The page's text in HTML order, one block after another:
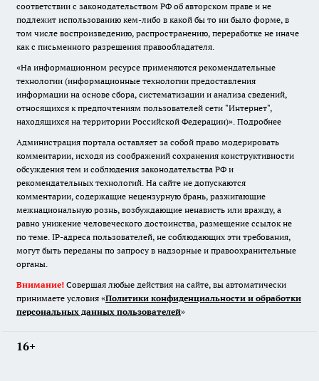
соответствии с законодательством РФ об авторском праве и не
подлежит использованию кем-либо в какой бы то ни было форме, в
том числе воспроизведению, распространению, переработке не иначе
как с письменного разрешения правообладателя.
«На информационном ресурсе применяются рекомендательные
технологии (информационные технологии предоставления
информации на основе сбора, систематизации и анализа сведений,
относящихся к предпочтениям пользователей сети "Интернет",
находящихся на территории Российской Федерации)». Подробнее
Администрация портала оставляет за собой право модерировать
комментарии, исходя из соображений сохранения конструктивности
обсуждения тем и соблюдения законодательства РФ и
рекомендательных технологий. На сайте не допускаются
комментарии, содержащие нецензурную брань, разжигающие
межнациональную рознь, возбуждающие ненависть или вражду, а
равно унижение человеческого достоинства, размещение ссылок не
по теме. IP-адреса пользователей, не соблюдающих эти требования,
могут быть переданы по запросу в надзорные и правоохранительные
органы.
Внимание! Совершая любые действия на сайте, вы автоматически
принимаете условия «Политики конфиденциальности и обработки
персональных данных пользователей»
16+